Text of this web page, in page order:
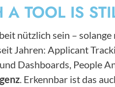
TOOL IS
nützlich sein –
Jahren: Applicant
Dashboards, People
. Erkennbar ist das